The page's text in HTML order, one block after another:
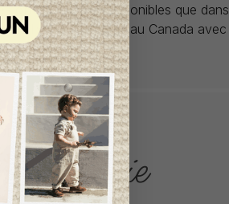
offerts ne sont disponibles que dans
la livraison gratuite au Canada avec
avant taxes.